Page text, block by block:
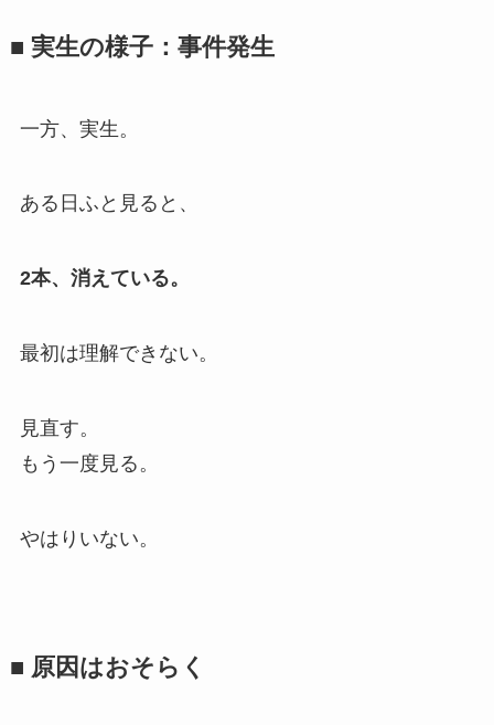
■ 実生の様子：事件発生
一方、実生。
ある日ふと見ると、
2本、消えている。
最初は理解できない。
見直す。
もう一度見る。
やはりいない。
■ 原因はおそらく